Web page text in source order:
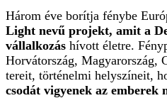
Három éve borítja fénybe
Light nevű projekt, amit a
vállalkozás hívott életre.
Horvátország, Magyarország,
tereit, történelmi helyszíneit,
csodát vigyenek az emberek